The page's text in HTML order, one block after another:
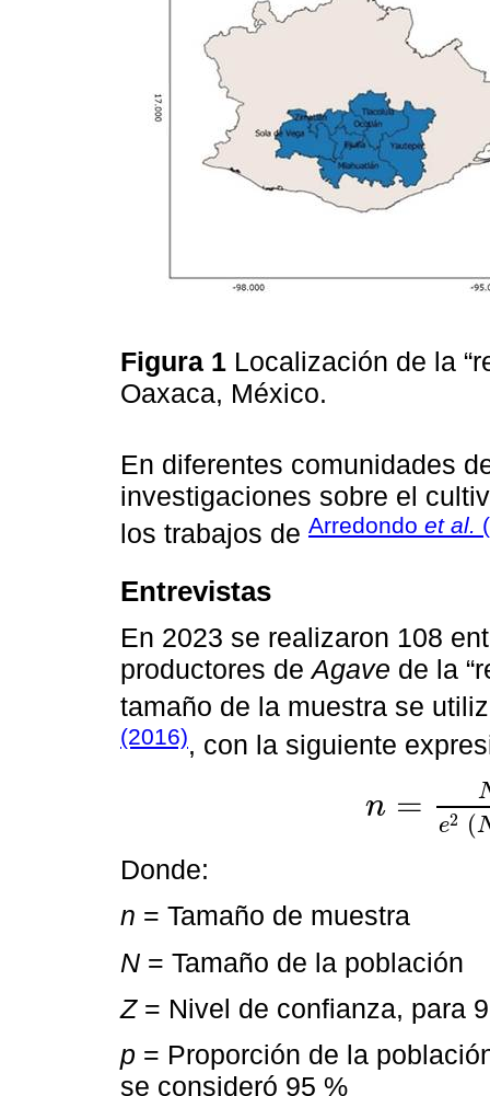
Figura 1 Localización de la
Oaxaca, México.
En diferentes comunidades
investigaciones sobre el
los trabajos de Arredondo et al.
Entrevistas
En 2023 se realizaron 108
productores deAgave de la
tamaño de la muestra se
(2016), con la siguiente
n =
e2 (
n =N Z2× ×qe2 N-
Donde:
n = Tamaño de muestra
N = Tamaño de la población
Z= Nivel de confianza, para
p = Proporción de la
se consideró 95 %